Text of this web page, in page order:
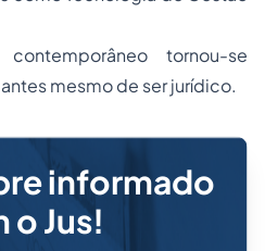
tornou-se
mesmo de ser jurídico.
informado
o Jus!